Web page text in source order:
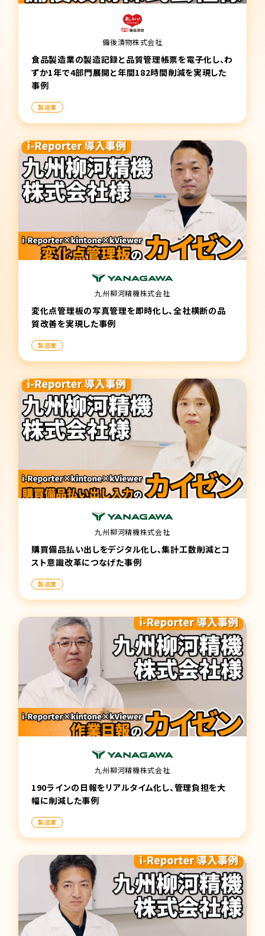
備後漬物株式会社
食品製造業の製造記録と品質管理帳票を電子化し、わ
ずか1年で4部門展開と年間182時間削減を実現した
事例
製造業
九州柳河精機株式会社
変化点管理板の写真管理を即時化し、全社横断の品
質改善を実現した事例
製造業
九州柳河精機株式会社
購買備品払い出しをデジタル化し、集計工数削減とコ
スト意識改革につなげた事例
製造業
九州柳河精機株式会社
190ラインの日報をリアルタイム化し、管理負担を大
幅に削減した事例
製造業